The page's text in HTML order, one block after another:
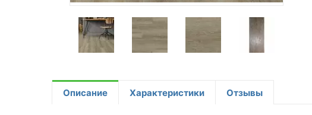
Описание Характеристики Отзывы